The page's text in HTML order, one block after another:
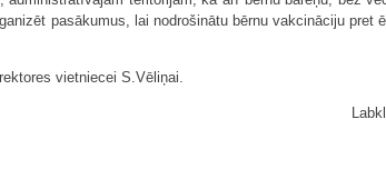
pasākumus, lai nodrošinātu bērnu vakcināciju pret
vietniecei S.Vēliņai.